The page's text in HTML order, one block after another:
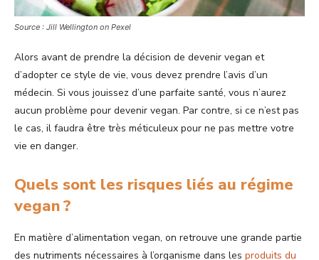
Source : Jill Wellington on Pexel
Alors avant de prendre la décision de devenir vegan et
d’adopter ce style de vie, vous devez prendre l’avis d’un
médecin. Si vous jouissez d’une parfaite santé, vous n’aurez
aucun problème pour devenir vegan. Par contre, si ce n’est pas
le cas, il faudra être très méticuleux pour ne pas mettre votre
vie en danger.
Quels sont les risques liés au régime
vegan ?
En matière d’alimentation vegan, on retrouve une grande partie
des nutriments nécessaires à l’organisme dans les produits du